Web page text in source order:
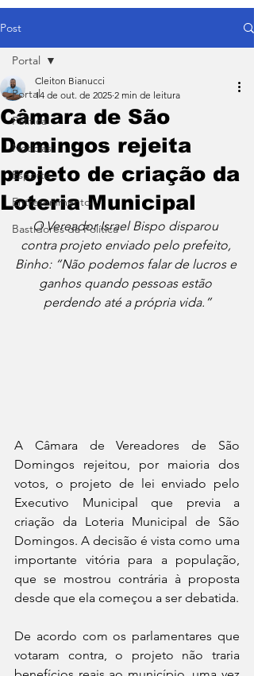
Post
Portal
Política
Notícias
Esporte
Entretenimento
Bastidores da Política
Portal
Câmara de São
Domingos rejeita
projeto de criação da
Loteria Municipal
Cleiton Bianucci
14 de out. de 2025 2 min de leitura
O Vereador Israel Bispo disparou
contra projeto enviado pelo prefeito,
Binho: “Não podemos falar de lucros e
ganhos quando pessoas estão
perdendo até a própria vida.”
A Câmara de Vereadores de São
Domingos rejeitou, por maioria dos
votos, o projeto de lei enviado pelo
Executivo Municipal que previa a
criação da Loteria Municipal de São
Domingos. A decisão é vista como uma
importante vitória para a população,
que se mostrou contrária à proposta
desde que ela começou a ser debatida.
De acordo com os parlamentares que
votaram contra, o projeto não traria